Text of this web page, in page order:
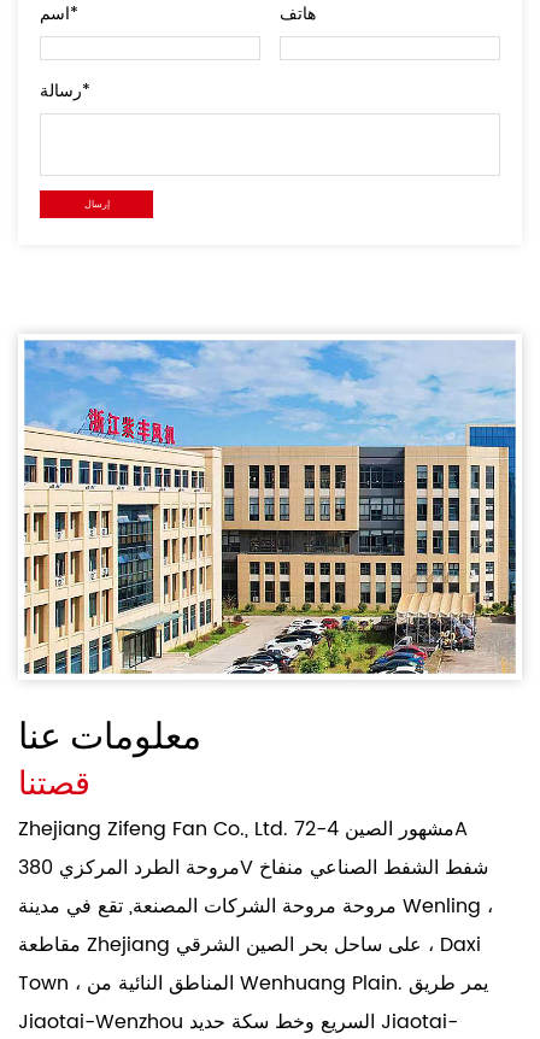
اسم* هاتف
رسالة*
معلومات عنا
قصتنا
Zhejiang Zifeng Fan Co., Ltd. مشهور
الصين 4-72A
مروحة الطرد المركزي 380V شفط الشفط الصناعي منفاخ
مروحة مروحة الشركات المصنعة, تقع في مدينة Wenling ،
مقاطعة Zhejiang على ساحل بحر الصين الشرقي ، Daxi
Town ، المناطق النائية من Wenhuang Plain. يمر طريق
Jiaotai-Wenzhou السريع وخط سكة حديد Jiaotai-